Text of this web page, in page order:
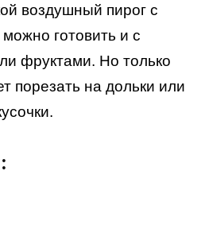
воздушный пирог с
готовить и с
фруктами. Но только
порезать на дольки или